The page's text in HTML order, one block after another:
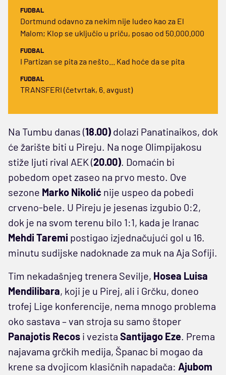
FUDBAL
Dortmund odavno za nekim nije ludeo kao za El
Malom; Klop se uključio u priču, posao od 50.000.000
FUDBAL
I Partizan se pita za nešto... Kad hoće da se pita
FUDBAL
TRANSFERI (četvrtak, 6. avgust)
Na Tumbu danas (18.00) dolazi Panatinaikos, dok
će žarište biti u Pireju. Na noge Olimpijakosu
stiže ljuti rival AEK (20.00). Domaćin bi
pobedom opet zaseo na prvo mesto. Ove
sezone Marko Nikolić nije uspeo da pobedi
crveno-bele. U Pireju je jesenas izgubio 0:2,
dok je na svom terenu bilo 1:1, kada je Iranac
Mehdi Taremi postigao izjednačujući gol u 16.
minutu sudijske nadoknade za muk na Aja Sofiji.
Tim nekadašnjeg trenera Sevilje, Hosea Luisa
Mendilibara, koji je u Pirej, ali i Grčku, doneo
trofej Lige konferencije, nema mnogo problema
oko sastava – van stroja su samo štoper
Panajotis Recos i vezista Santijago Eze. Prema
najavama grčkih medija, Španac bi mogao da
krene sa dvojicom klasičnih napadača: Ajubom